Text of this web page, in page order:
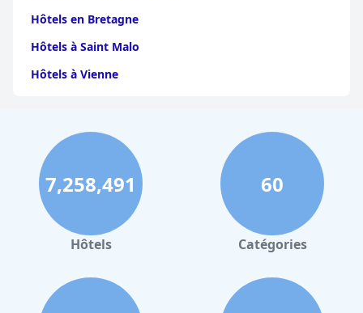
Hôtels en Bretagne
Hôtels à Saint Malo
Hôtels à Vienne
Hôtels à Perpignan
Hôtels au Grand-Bornand
Hôtels à Strasbourg
Hôtels à Valence
Hôtels à Gerardmer
Hôtels à Nantes
7,258,491
Hôtels
60
Catégories